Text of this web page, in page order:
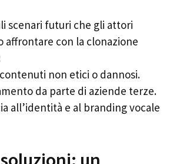
scenari futuri che gli attori
affrontare con la clonazione
non etici o dannosi.
da parte di aziende terze.
all’identità e al branding vocale